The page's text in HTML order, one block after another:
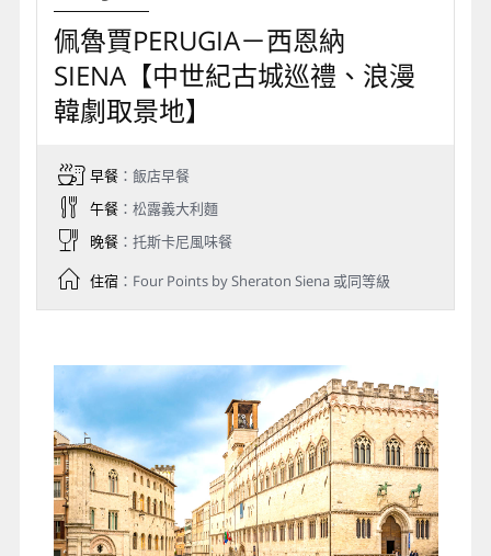
佩魯賈PERUGIA－西恩納
SIENA【中世紀古城巡禮、浪漫
韓劇取景地】
早餐：飯店早餐
午餐：松露義大利麵
晚餐：托斯卡尼風味餐
住宿：Four Points by Sheraton Siena 或同等級